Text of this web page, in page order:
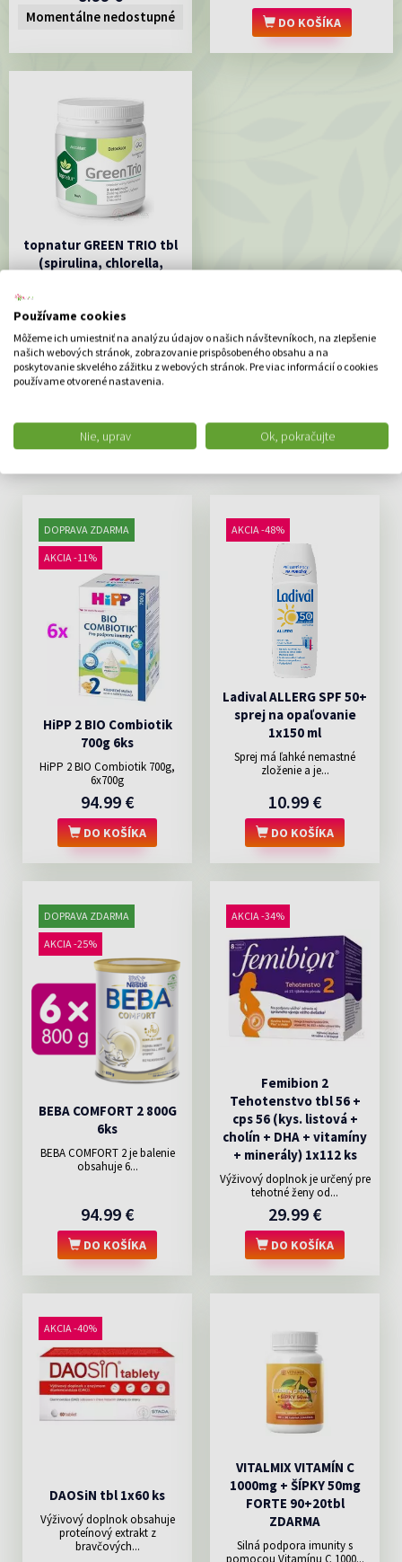
Používame cookies
Môžeme ich umiestniť na analýzu údajov o našich návštevníkoch, na zlepšenie
našich webových stránok, zobrazovanie prispôsobeného obsahu a na
poskytovanie skvelého zážitku z webových stránok. Pre viac informácií o cookies
používame otvorené nastavenia.
Nie, uprav Ok, pokračujte
Momentálne nedostupné DO KOŠÍKA
topnatur GREEN TRIO tbl
(spirulina, chlorella,
Výživový doplnok Green trio v
tabletách
20.47 €
DO KOŠÍKA
ODPORÚČAME
DOPRAVA ZDARMA
AKCIA -11%
HiPP 2 BIO Combiotik
700g 6ks
HiPP 2 BIO Combiotik 700g,
6x700g
94.99 €
DO KOŠÍKA
AKCIA -48%
Ladival ALLERG SPF 50+
sprej na opaľovanie
1x150 ml
Sprej má ľahké nemastné
zloženie a je...
10.99 €
DO KOŠÍKA
DOPRAVA ZDARMA
AKCIA -25%
BEBA COMFORT 2 800G
6ks
BEBA COMFORT 2 je balenie
obsahuje 6...
94.99 €
DO KOŠÍKA
AKCIA -34%
Femibion 2
Tehotenstvo tbl 56 +
cps 56 (kys. listová +
cholín + DHA + vitamíny
+ minerály) 1x112 ks
Výživový doplnok je určený pre
tehotné ženy od...
29.99 €
DO KOŠÍKA
AKCIA -40%
DAOSiN tbl 1x60 ks
Výživový doplnok obsahuje
proteínový extrakt z
bravčových...
VITALMIX VITAMÍN C
1000mg + ŠÍPKY 50mg
FORTE 90+20tbl
ZDARMA
Silná podpora imunity s
pomocou Vitamínu C 1000...